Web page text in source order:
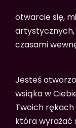
otwarcie się,
artystycznych,
czasami
Jesteś
wsiąka w
Twoich rękach
która wyrażać